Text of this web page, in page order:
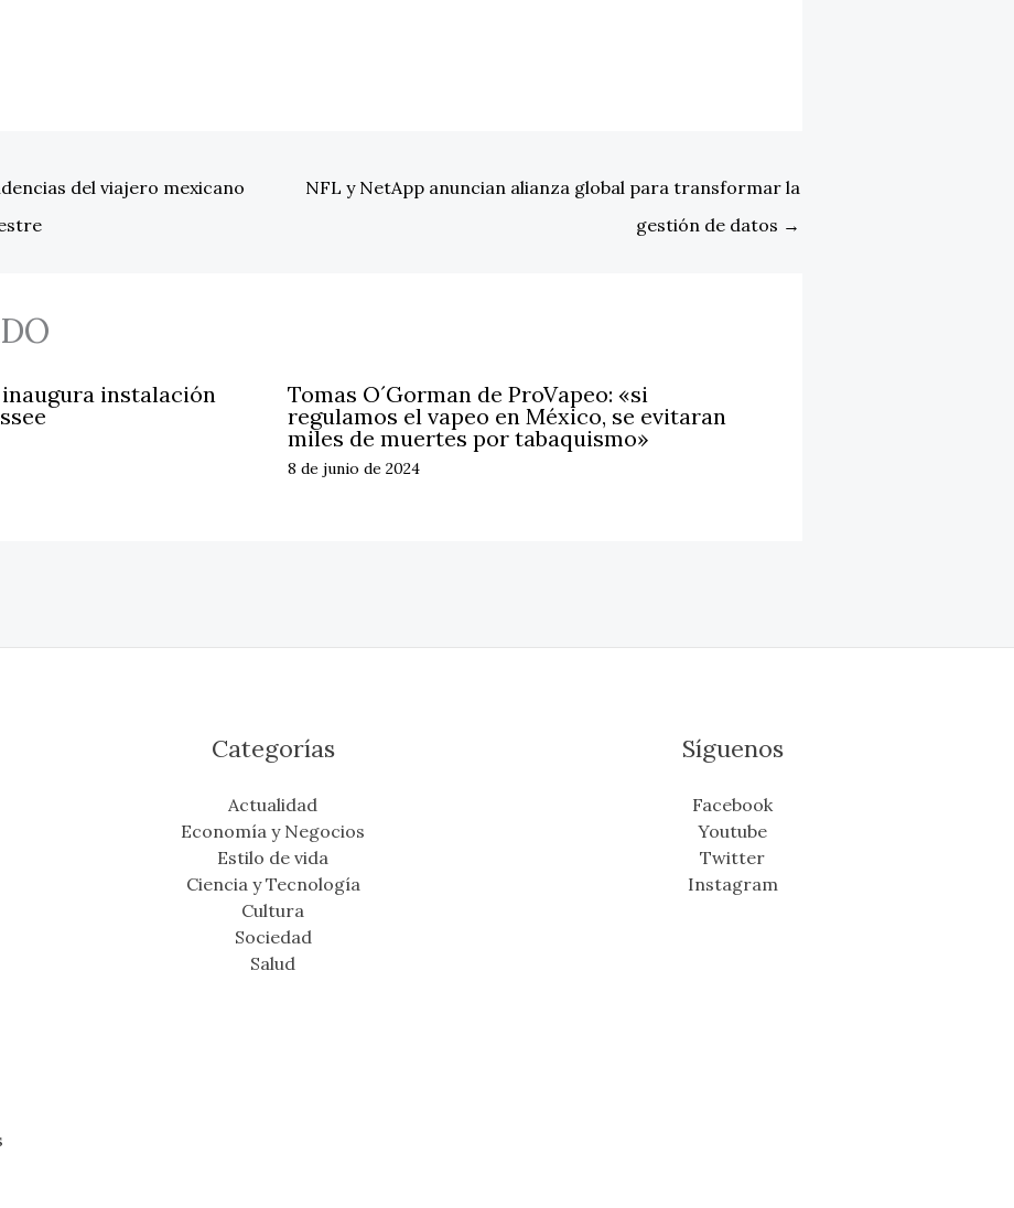
del viajero mexicano
NFL y NetApp anuncian alianza global para transformar la
gestión de datos →
instalación
Tomas O´Gorman de ProVapeo: «si
regulamos el vapeo en México, se evitaran
miles de muertes por tabaquismo»
8 de junio de 2024
Categorías
Actualidad
Economía y Negocios
Estilo de vida
Ciencia y Tecnología
Cultura
Sociedad
Salud
Síguenos
Facebook
Youtube
Twitter
Instagram